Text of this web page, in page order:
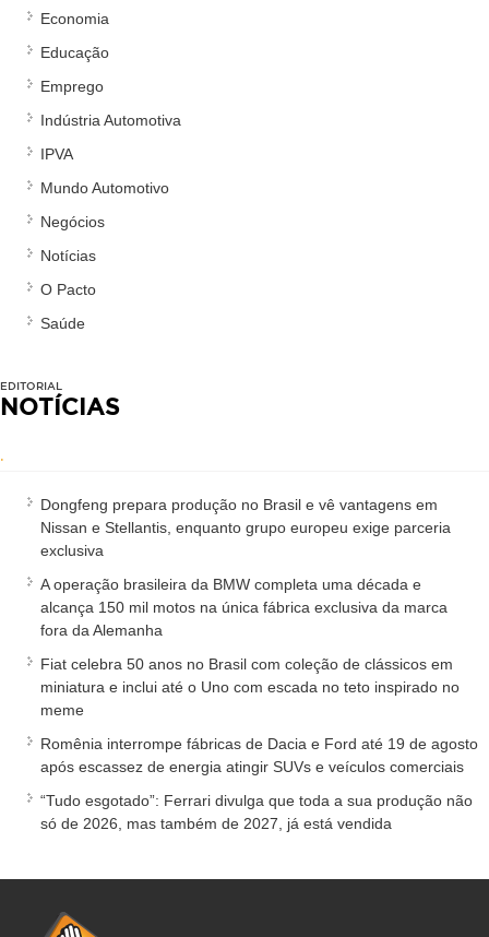
Economia
Educação
Emprego
Indústria Automotiva
IPVA
Mundo Automotivo
Negócios
Notícias
O Pacto
Saúde
EDITORIAL
NOTÍCIAS
.
Dongfeng prepara produção no Brasil e vê vantagens em
Nissan e Stellantis, enquanto grupo europeu exige parceria
exclusiva
A operação brasileira da BMW completa uma década e
alcança 150 mil motos na única fábrica exclusiva da marca
fora da Alemanha
Fiat celebra 50 anos no Brasil com coleção de clássicos em
miniatura e inclui até o Uno com escada no teto inspirado no
meme
Romênia interrompe fábricas de Dacia e Ford até 19 de agosto
após escassez de energia atingir SUVs e veículos comerciais
“Tudo esgotado”: Ferrari divulga que toda a sua produção não
só de 2026, mas também de 2027, já está vendida